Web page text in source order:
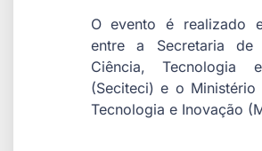
O evento é realizado
entre a Secretaria de
Ciência, Tecnologia
(Seciteci) e o Ministério
Tecnologia e Inovação